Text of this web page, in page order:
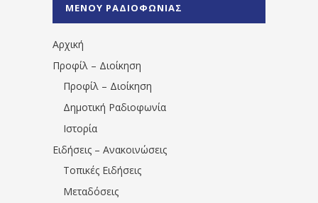
1531194763766854/" artist="" ]
ΜΕΝΟΥ ΡΑΔΙΟΦΩΝΙΑΣ
Αρχική
Προφίλ – Διοίκηση
Προφίλ – Διοίκηση
Δημοτική Ραδιοφωνία
Ιστορία
Ειδήσεις – Ανακοινώσεις
Τοπικές Ειδήσεις
Μεταδόσεις